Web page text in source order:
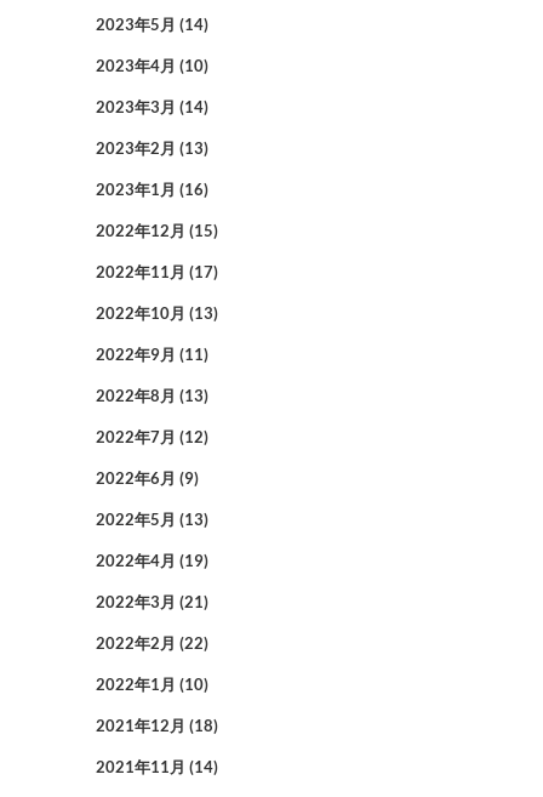
2023年5月 (14)
2023年4月 (10)
2023年3月 (14)
2023年2月 (13)
2023年1月 (16)
2022年12月 (15)
2022年11月 (17)
2022年10月 (13)
2022年9月 (11)
2022年8月 (13)
2022年7月 (12)
2022年6月 (9)
2022年5月 (13)
2022年4月 (19)
2022年3月 (21)
2022年2月 (22)
2022年1月 (10)
2021年12月 (18)
2021年11月 (14)